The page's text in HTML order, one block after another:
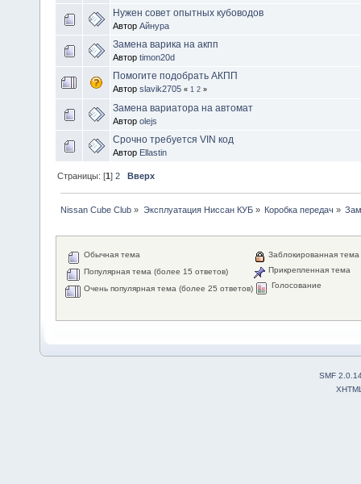
Нужен совет опытных кубоводов
Автор Айнура
Замена варика на акпп
Автор timon20d
Помогите подобрать АКПП
Автор slavik2705 « 1 2 »
Замена вариатора на автомат
Автор olejs
Срочно требуется VIN код
Автор Ellastin
Страницы: [1]2 Вверх
Nissan Cube Club » Эксплуатация Ниссан КУБ» Коробка передач »
Обычная тема
Популярная тема (более 15 ответов)
Очень популярная тема (более 25 ответов)
Заблокированная тема
Прикрепленная тема
Голосование
SMF